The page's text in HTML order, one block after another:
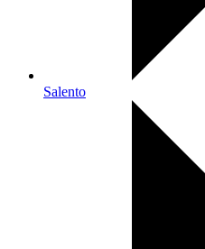
Salento